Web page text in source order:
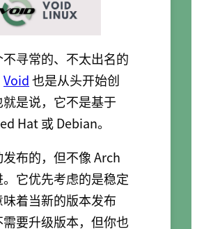
寻常的、不太出名的
Void也是从头开始创
是说，它不是基于
Hat 或 Debian。
布的，但不像 Arch
它优先考虑的是稳定
着当新的版本发布
要升级版本，但你也